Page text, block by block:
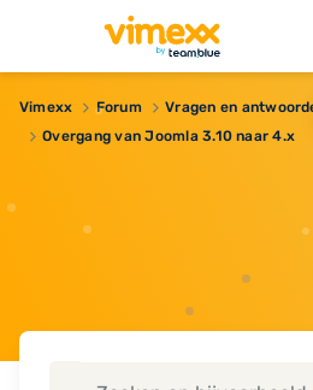
Vimexx Forum
Vragen en
Overgang van Joomla 3.10 naar 4.x